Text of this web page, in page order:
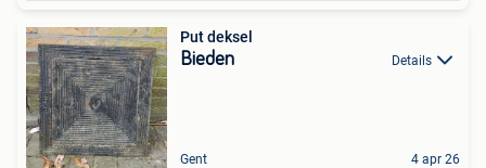
Put deksel
Bieden Details
Gent 4 apr 26